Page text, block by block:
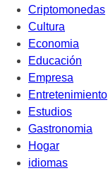
Criptomonedas
Cultura
Economia
Educación
Empresa
Entretenimiento
Estudios
Gastronomia
Hogar
idiomas